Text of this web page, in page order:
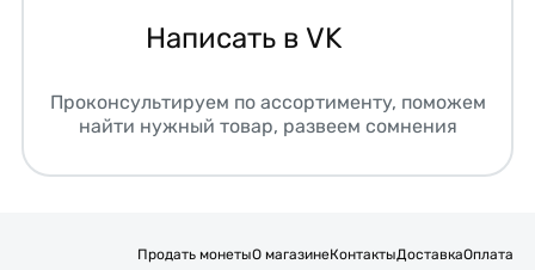
Написать в VK
Проконсультируем по ассортименту, поможем
найти нужный товар, развеем сомнения
Продать монетыО магазинеКонтактыДоставкаОплата